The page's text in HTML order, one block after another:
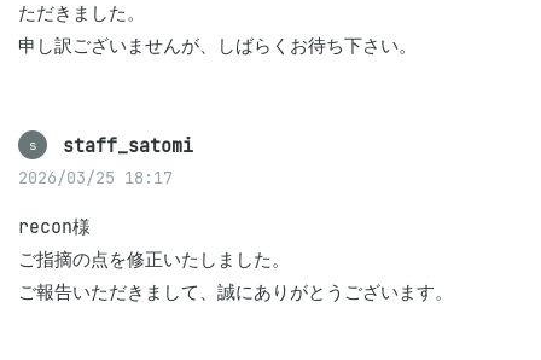
ただきました。
申し訳ございませんが、しばらくお待ち下さい。
s staff_satomi
2026/03/25 18:17
recon様
ご指摘の点を修正いたしました。
ご報告いただきまして、誠にありがとうございます。